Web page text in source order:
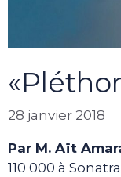
28 janvier 2018
Par M. Aït
110 000 à